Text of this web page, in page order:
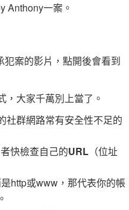
Anthony一案。
案的影片，點開後會看到
，大家千萬別上當了。
社群網路常有安全性不足的
快檢查自己的UR​L （位址
是http或www，那代表你的帳